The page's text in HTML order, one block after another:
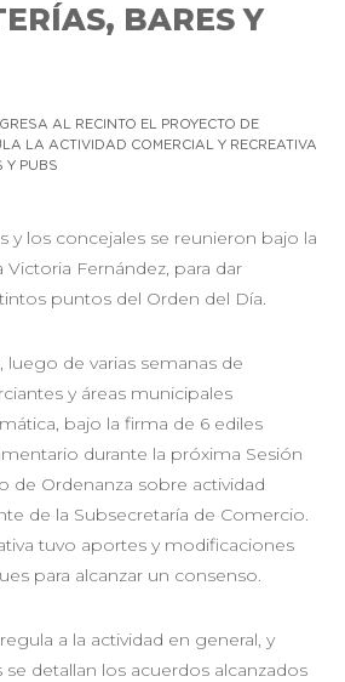
BARES Y
AL RECINTO EL PROYECTO DE
LA ACTIVIDAD COMERCIAL Y RECREATIVA
Y PUBS
y los concejales se reunieron bajo la
Fernández, para dar
puntos del Orden del Día.
luego de varias semanas de
y áreas municipales
bajo la firma de 6 ediles
durante la próxima Sesión
de Ordenanza sobre actividad
de la Subsecretaría de Comercio.
tuvo aportes y modificaciones
para alcanzar un consenso.
a la actividad en general, y
detallan los acuerdos alcanzados